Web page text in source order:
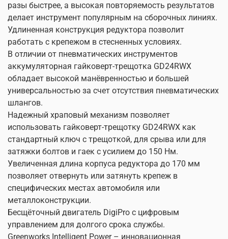
разы быстрее, а высокая повторяемость результатов
делает инструмент популярным на сборочных линиях.
Удлиненная конструкция редуктора позволит
работать с крепежом в стесненных условиях.
В отличии от пневматических инструментов
аккумуляторная гайковерт-трещотка GD24RWX
обладает высокой манёвренностью и большей
универсальностью за счет отсутствия пневматических
шлангов.
Надежный храповый механизм позволяет
использовать гайковерт-трещотку GD24RWX как
стандартный ключ с трещоткой, для срыва или для
затяжки болтов и гаек с усилием до 150 Нм.
Увеличенная длина корпуса редуктора до 170 мм
позволяет отвернуть или затянуть крепеж в
специфических местах автомобиля или
металлоконструкции.
Бесщёточный двигатель DigiPro с цифровым
управлением для долгого срока службы.
Greenworks Intelligent Power – инновационная